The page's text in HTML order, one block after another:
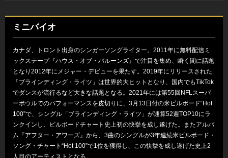
ミニバイオ
カナダ、トロント出身のシンガーソングライター。2011年に無料配信ミ
ックステープ『ハウス・オブ・バルーンズ』で注目を集め、瞬く間に話題
となり2012年にメジャー・デビューを果たす。2019年にリリースされた
「ブラインディング・ライツ」は世界的大ヒットとなり、国内でもTikTok
でダンスが流行るなど大きな話題となる。2021年には第55回NFLスーパ
ーボウルでのパフォーマンスを皮切りに、3月13日付の米ビルボード“Hot
100”で、シングル「ブラインディング・ライツ」が通算52週TOP10にラ
ンクインし、ビルボードチャート史上初の快挙を成し遂げた。またアルバ
ム『アフター・アワーズ』から、3曲のシングルが3年連続米ビルボード・
ソング・チャート“Hot 100”で1位を獲得し、この快挙を成し遂げた史上2